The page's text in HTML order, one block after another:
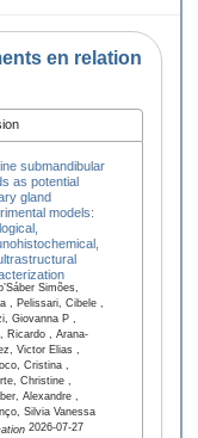
en relation
submandibular
as potential
gland
models:
Simões,
, Pelissari, Cibele ,
Giovanna P ,
Ricardo , Arana-
Victor Elias ,
Cristina ,
Christine ,
Alexandre ,
Silvia Vanessa
2026-07-27